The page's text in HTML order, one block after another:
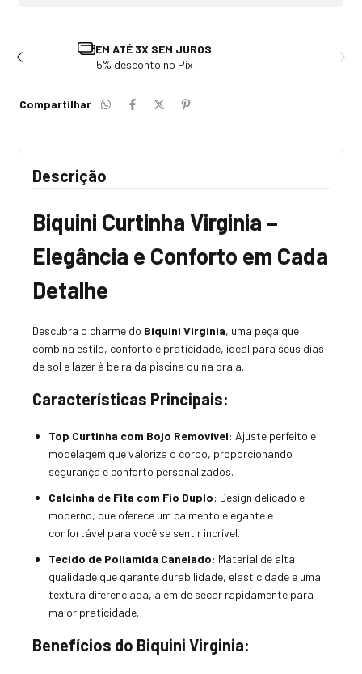
TROCA E DEVOLUÇÃO
Solicite em até 7 dias após recebimento
Compartilhar
Descrição
Biquini Curtinha Virginia –
Elegância e Conforto em Cada
Detalhe
Descubra o charme do Biquini Virginia, uma peça que
combina estilo, conforto e praticidade, ideal para seus dias
de sol e lazer à beira da piscina ou na praia.
Características Principais:
Top Curtinha com Bojo Removível: Ajuste perfeito e
modelagem que valoriza o corpo, proporcionando
segurança e conforto personalizados.
Calcinha de Fita com Fio Duplo: Design delicado e
moderno, que oferece um caimento elegante e
confortável para você se sentir incrível.
Tecido de Poliamida Canelado: Material de alta
qualidade que garante durabilidade, elasticidade e uma
textura diferenciada, além de secar rapidamente para
maior praticidade.
Benefícios do Biquini Virginia: